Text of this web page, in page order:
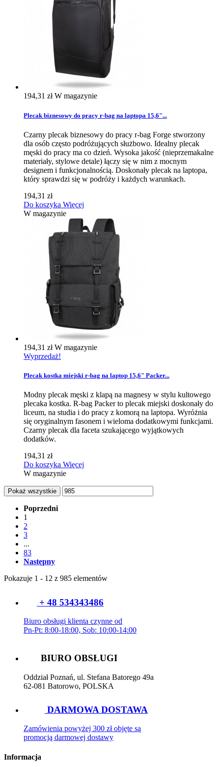
194,31 złW magazynie
Plecak biznesowy do pracy r-bag na laptopa 15,6"...
Czarny plecak biznesowy do pracy r-bag Forge stworzony
dla osób często podróżujących służbowo. Idealny plecak
męski do pracy ma co dzień. Wysoka jakość (nieprzemakalne
materiały, stylowe detale) łączy się w nim z mocnym
designem i funkcjonalnością. Doskonały plecak na laptopa,
który sprawdzi się w podróży i każdych warunkach.
194,31 zł
Do koszyka Więcej
W magazynie
194,31 złW magazynie
Wyprzedaż!
Plecak kostka miejski r-bag na laptop 15,6" Packer...
Modny plecak męski z klapą na magnesy w stylu kultowego
plecaka kostka. R-bag Packer to plecak miejski doskonały do
liceum, na studia i do pracy z komorą na laptopa. Wyróżnia
się oryginalnym fasonem i wieloma dodatkowymi funkcjami.
Czarny plecak dla faceta szukającego wyjątkowych
dodatków.
194,31 zł
Do koszyka Więcej
W magazynie
Pokaż wszystkie
Poprzedni
1
2
3
...
83
Następny
Pokazuje 1 - 12 z 985 elementów
+ 48 534343486
Biuro obsługi klienta czynne od
Pn-Pt: 8:00-18:00, Sob: 10:00-14:00
BIURO OBSŁUGI
Oddział Poznań, ul. Stefana Batorego 49a
62-081 Batorowo, POLSKA
DARMOWA DOSTAWA
Zamówienia powyżej 300 zł objęte są
promocją darmowej dostawy
Informacja